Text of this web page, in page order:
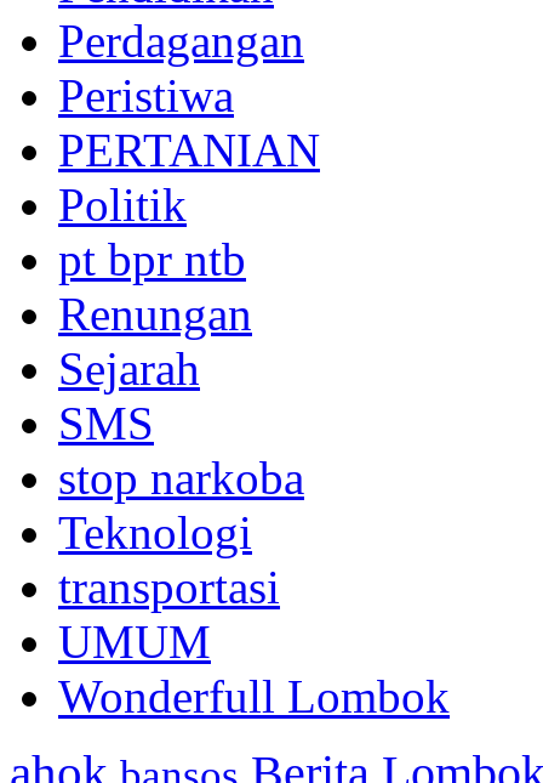
Perdagangan
Peristiwa
PERTANIAN
Politik
pt bpr ntb
Renungan
Sejarah
SMS
stop narkoba
Teknologi
transportasi
UMUM
Wonderfull Lombok